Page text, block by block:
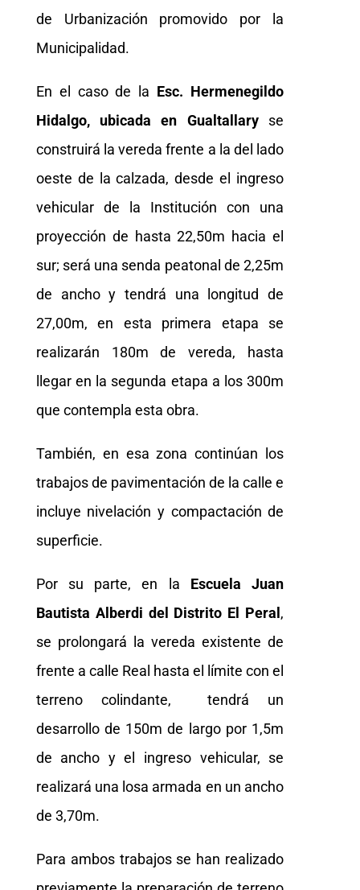
de Urbanización promovido por la
Municipalidad.
En el caso de la Esc. Hermenegildo
Hidalgo, ubicada en Gualtallaryse
construirá la vereda frente a la del lado
oeste de la calzada, desde el ingreso
vehicular de la Institución con una
proyección de hasta 22,50m hacia el
sur; será una senda peatonal de 2,25m
de ancho y tendrá una longitud de
27,00m, en esta primera etapa se
realizarán 180m de vereda, hasta
llegar en la segunda etapa a los 300m
que contempla esta obra.
También, en esa zona continúan los
trabajos de pavimentación de la calle e
incluye nivelación y compactación de
superficie.
Por su parte, en la Escuela Juan
Bautista Alberdi del Distrito El Peral ,
se prolongará la vereda existente de
frente a calle Real hasta el límite con el
terreno colindante, tendrá un
desarrollo de 150m de largo por 1,5m
de ancho y el ingreso vehicular, se
realizará una losa armada en un ancho
de 3,70m.
Para ambos trabajos se han realizado